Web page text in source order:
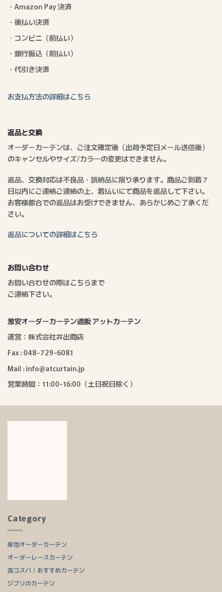
・Amazon Pay 決済
・後払い決済
・コンビニ（前払い）
・銀行振込（前払い）
・代引き決済
お支払方法の詳細はこちら
返品と交換
オーダーカーテンは、ご注文確定後（出荷予定日メール送信後）
のキャンセルやサイズ/カラーの変更はできません。
返品、交換対応は不良品・誤納品に限り承ります。商品ご到着７
日以内にご連絡ご連絡の上、着払いにて商品を返品して下さい。
お客様都合での返品はお受けできません、あらかじめご了承くだ
さい。
返品についての詳細はこちら
お問い合わせ
お問い合わせの際はこちらまで
ご連絡下さい。
激安オーダーカーテン通販 アットカーテン
運営：株式会社井出商店
Fax : 048-729-6081
Mail : info@atcurtain.jp
営業時間：11:00-16:00（土日祝日除く）
Category
厚地オーダーカーテン
オーダーレースカーテン
高コスパ！おすすめカーテン
ジブリのカーテン